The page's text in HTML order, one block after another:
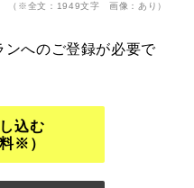
（※全文：1949文字 画像：あり）
ンへのご登録が必要で
込む
※）